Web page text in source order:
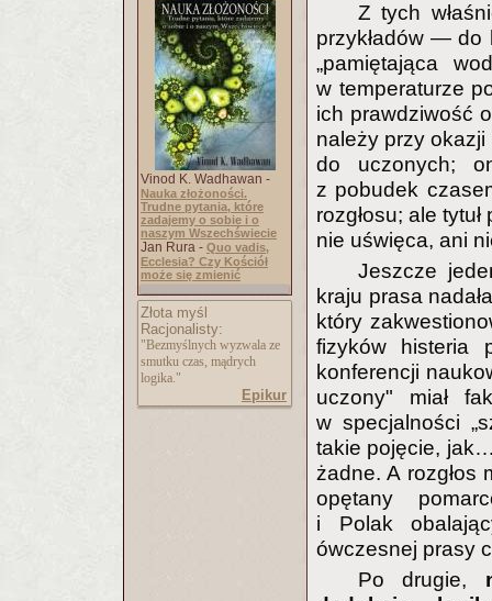
Vinod K. Wadhawan -
Nauka złożoności.
Trudne pytania, które
zadajemy o sobie i o
naszym Wszechświecie
Jan Rura - Quo vadis,
Ecclesia? Czy Kościół
może się zmienić
Złota myśl
Racjonalisty:
"Bezmyślnych wyzwala ze
smutku czas, mądrych
logika."
Epikur
Z tych
przykładów — do
„pamiętająca
w temperaturze
ich prawdziwość
należy przy
do uczonych;
z pobudek
rozgłosu; ale
nie uświęca, ani
Jeszcze
kraju prasa
który
fizyków histeria
konferencji
uczony" miał
w specjalności
takie pojęcie,
żadne. A rozgłos
opętany
i Polak
ówczesnej prasy
Po drugie,